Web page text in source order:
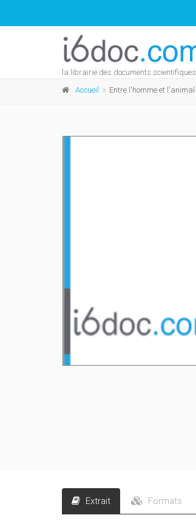
la librairie des documents scientifiques
Accueil Entre l'homme et l'animal
Extrait Formats